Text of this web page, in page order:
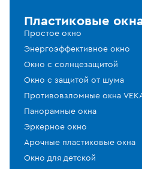
Пластиковые
Простое окно
Энергоэффективное окно
Окно с солнцезащитой
Окно с защитой от шума
Противовзломные окна
Панорамные окна
Эркерное окно
Арочные пластиковые окна
Окно для детской